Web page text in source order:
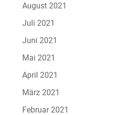
August 2021
Juli 2021
Juni 2021
Mai 2021
April 2021
März 2021
Februar 2021